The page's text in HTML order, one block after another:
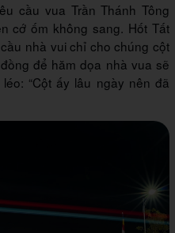
cầu vua Trần Thánh Tông
cớ ốm không sang. Hốt Tất
nhà vui chỉ cho chúng cột
để hăm dọa nhà vua sẽ
“Cột ấy lâu ngày nên đã